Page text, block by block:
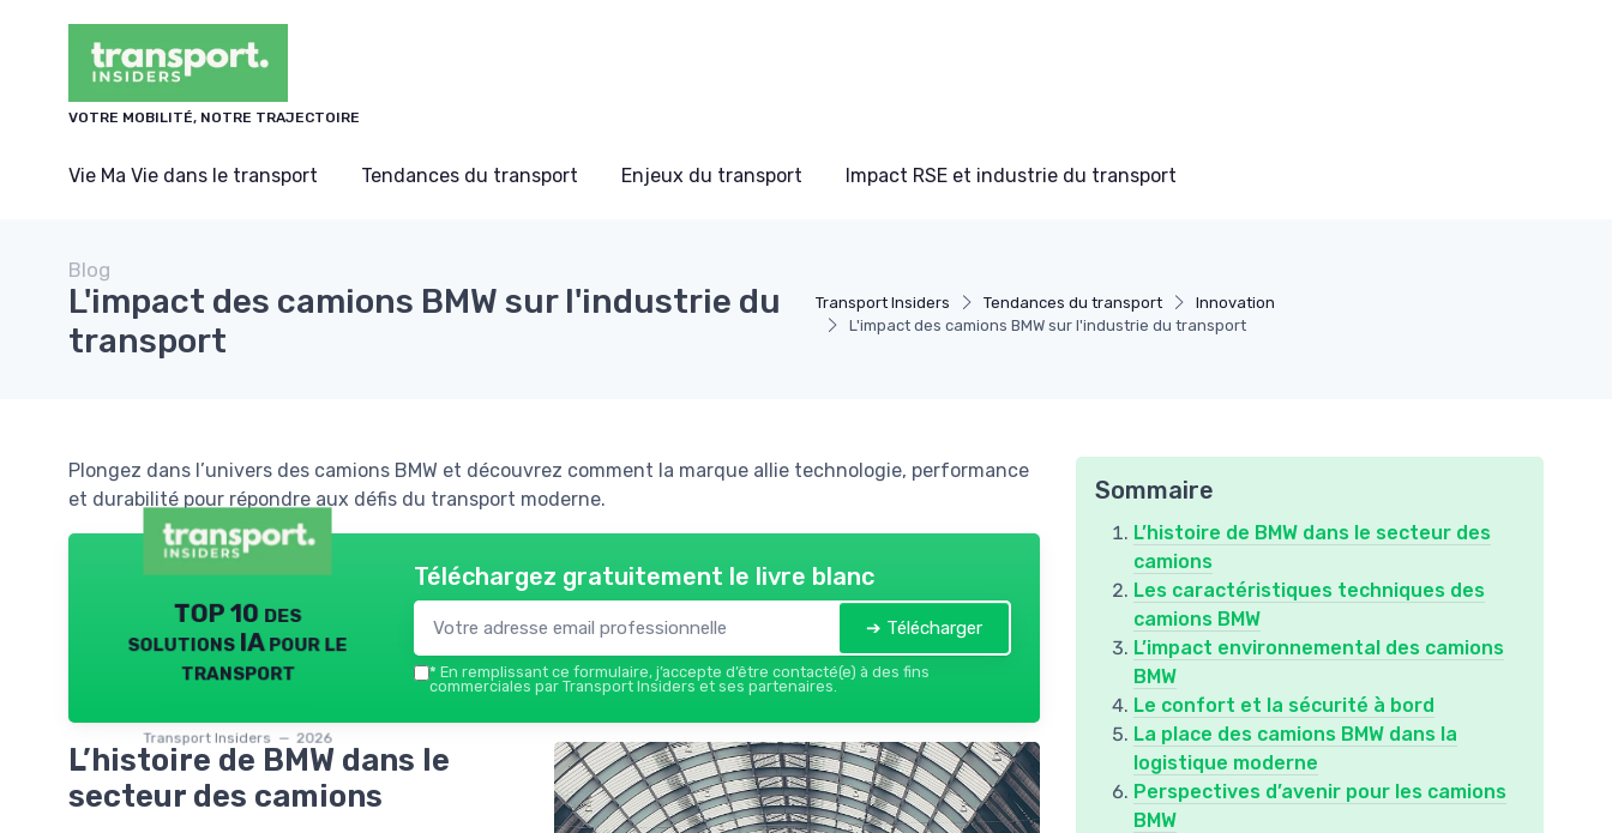
VOTRE MOBILITÉ, NOTRE TRAJECTOIRE
Vie Ma Vie dans le transport Tendances du transport Enjeux du transport Impact RSE et industrie du transport
Transport Insiders Tendances du transport
Innovation
L'impact des camions BMW sur l'industrie du transport
Blog
L'impact des camions BMW sur l'industrie du
transport
Plongez dans l’univers des camions BMW et découvrez comment la marque allie technologie, performance
et durabilité pour répondre aux défis du transport moderne.
TOP 10 des
solutions IA pour le
transport
Transport Insiders — 2026
Téléchargez gratuitement le livre blanc
➔ Télécharger
* En remplissant ce formulaire, j’accepte d’être contacté(e) à des fins
commerciales par Transport Insiders et ses partenaires.
L’histoire de BMW dans le
secteur des camions
Sommaire
L’histoire de BMW dans le secteur des
camions
Les caractéristiques techniques des
camions BMW
L’impact environnemental des camions
BMW
Le confort et la sécurité à bord
La place des camions BMW dans la
logistique moderne
Perspectives d’avenir pour les camions
BMW